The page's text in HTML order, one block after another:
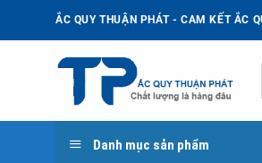
ẮC QUY THUẬN PHÁT - CAM KẾT ẮC
Danh mục sản phẩm